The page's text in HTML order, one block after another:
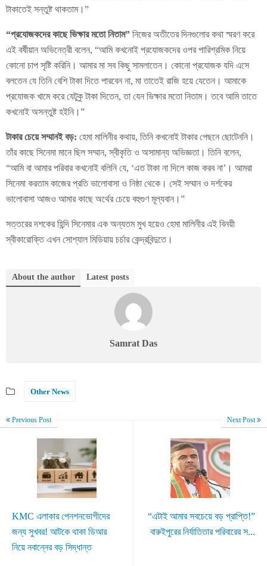
টাকাতেই সন্তুষ্ট থাকতাম।”
“প্রযোজকদের কাছে ভিক্ষার মতো নিতাম” নিজের অতীতের দিনগুলোর কথা স্মরণ করে
এই বর্ষীয়ান অভিনেত্রী বলেন, “আমি কখনোই প্রযোজকদের ওপর পারিশ্রমিক নিয়ে
কোনো চাপ সৃষ্টি করিনি। আমার মা সব কিছু সামলাতেন। কোনো প্রযোজক যদি এসে
বলতেন যে তিনি বেশি টাকা দিতে পারবেন না, মা তাতেই রাজি হয়ে যেতেন। আমাকে
প্রযোজক খামে করে যেটুকু টাকা দিতেন, তা যেন ভিক্ষার মতো নিতাম। তবে আমি তাতে
কখনোই অসন্তুষ্ট হইনি।”
টাকার চেয়ে সম্মানই বড়: হেমা মালিনীর কথায়, তিনি কখনোই টাকার পেছনে ছোটেননি।
তাঁর কাছে সিনেমা মানে ছিল সম্মান, স্বীকৃতি ও অসামান্য অভিজ্ঞতা। তিনি বলেন,
“আমি বা আমার পরিবার কখনোই বলিনি যে, ‘এত টাকা না দিলে কাজ করব না’। আমরা
সিনেমা করতাম কাজের প্রতি ভালোবাসা ও নিষ্ঠা থেকে। সেই সম্মান ও দর্শকের
ভালোবাসা আজও আমার কাছে অর্থের চেয়ে বহুগুণ মূল্যবান।”
সত্তরের দশকের হিন্দি সিনেমার এক অন্যতম মুখ হয়েও হেমা মালিনীর এই বিনয়ী
স্বীকারোক্তি এখন সোশ্যাল মিডিয়ায় চর্চার কেন্দ্রবিন্দুতে।
About the author Latest posts
Samrat Das
Other News
Previous Post
KMC এলাকার পেনশনভোগীদের
জন্য সুখবর! আটকে থাকা ডিআর
নিয়ে নবান্নের বড় সিদ্ধান্ত
Next Post
“এটাই আমার সবচেয়ে বড় প্রাপ্তি!”
বারুইপুরের নির্যাতিতার পরিবারের স...